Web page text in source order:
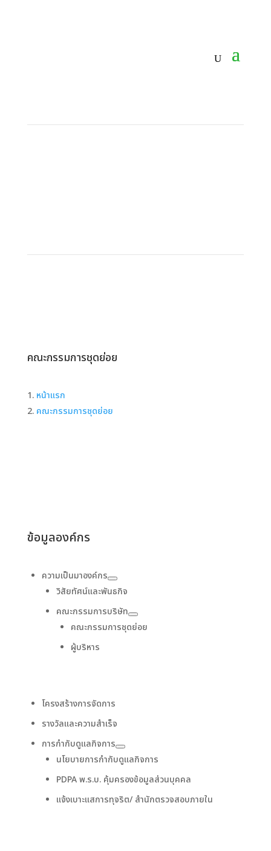
คณะกรรมการชุดย่อย
หน้าแรก
คณะกรรมการชุดย่อย
ข้อมูลองค์กร
ความเป็นมาองค์กร
วิสัยทัศน์เเละพันธกิจ
คณะกรรมการบริษัท
คณะกรรมการชุดย่อย
ผู้บริหาร
โครงสร้างการจัดการ
รางวัลและความสำเร็จ
การกำกับดูแลกิจการ
นโยบายการกำกับดูแลกิจการ
PDPA พ.ร.บ. คุ้มครองข้อมูลส่วนบุคคล
แจ้งเบาะแสการทุจริต/ สำนักตรวจสอบภายใน